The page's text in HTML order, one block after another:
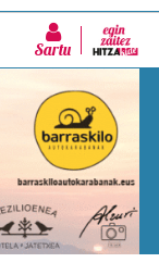
Sartu